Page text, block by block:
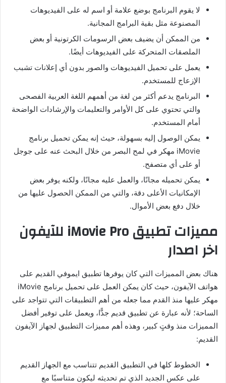
لا يقوم البرنامج بوضع علامة أو اسم له على الفيديوهات
المصنوعة مثل بقية البرامج المجانية.
من الممكن أن يضيف بعض الرسومات الكرتونية أو بعض
الملصقات المتحركة على الفيديوهات أيضًا.
يعمل على تحميل الفيديوهات والصور بدون أي إعلانات تشبب
الإزعاج للمستخدم.
البرنامج يدعم أكثر من لغة من أهمهم اللغة العربية الفصحى
والتي تحتوي على كل الأوامر والتعليمات والإرشادات الواضحة
أمام المستخدم.
يمكن الوصول إليه بسهولة، حيث إنه يمكن تحميل برنامج
iMovie مهكر في لمح البصر من خلال البحث عنه على جوجل
أو على أي متصفح.
يمكن تحميله مجانًا، والعمل عليه مجانًا، ولكنه يوفر بعض
الإمكانيات الأعلى دقة، والتي من الممكن الحصول عليها من
خلال دفع بعض الأموال.
مميزات تطبيق iMovie Pro للآيفون
اخر اصدار
هناك بعض المميزات التي كان يوفرها تطبيق ايموفي القديم على
هواتف الآيفون، حيث كان يمكن العمل على تحميل برنامج iMovie
مهكر عليها منذ القدم مما جعله من أهم التطبيقات التي تتواجد على
الساحة؛ لأنه عبارة عن تطبيق قديم جدًّا، ويعمل على توفير أفضل
المميزات منذ وقتٍ كبير، وهذه أهم مميزات التطبيق لجهاز الآيفون
القديم:
الخطوط كلها في التطبيق القديم تتناسب مع الجهاز القديم
على عكس الجديد الذي تم تحديثه ليكون متناسبًا مع